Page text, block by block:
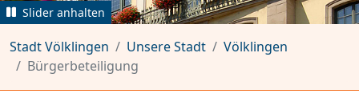
Slider anhalten
Stadt Völklingen Unsere Stadt
Völklingen
Bürgerbeteiligung